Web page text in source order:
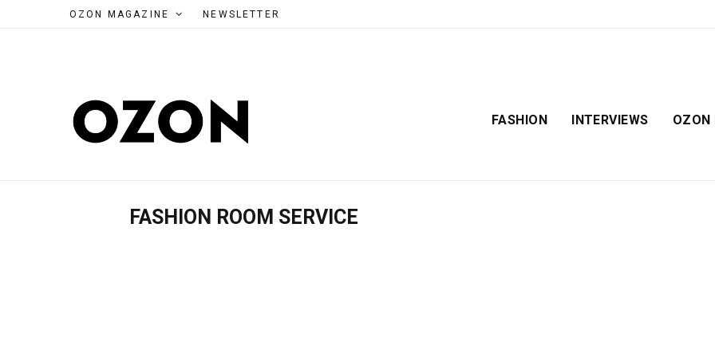
OZON MAGAZINE NEWSLETTER
FASHION INTERVIEWS OZON
FASHION ROOM SERVICE